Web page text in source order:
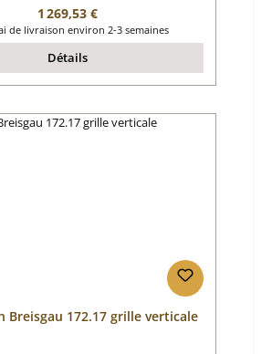
Prix régulier :
1 269,53 €
de livraison environ 2-3 semaines
Détails
Breisgau 172.17 grille verticale